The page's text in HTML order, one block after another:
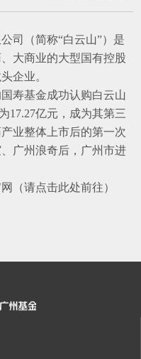
司（简称“白云山”）是
大商业的大型国有控股
企业。
寿基金成功认购白云山
17.27亿元， 成为其第三
业整体上市后的第一次
广州浪奇后，广州市进
（请点击此处前往）